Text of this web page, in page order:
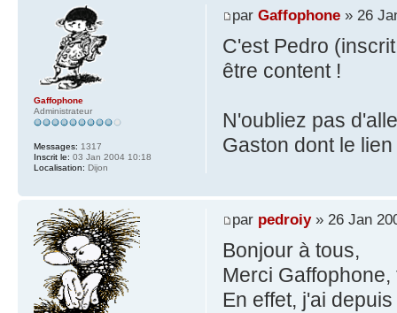
par Gaffophone» 26
C'est Pedro
être content !
N'oubliez pas
Gaston dont le
Gaffophone
Administrateur
Messages: 1317
Inscrit le: 03 Jan 2004 10:18
Localisation: Dijon
par pedroiy» 26 Jan
Bonjour à tous,
Merci
En effet, j'ai